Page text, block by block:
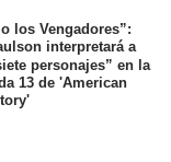
los Vengadores”:
interpretará a
personajes” en la
13 de 'American